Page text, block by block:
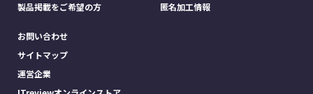
製品掲載をご希望の方
匿名加工情報
お問い合わせ
サイトマップ
運営企業